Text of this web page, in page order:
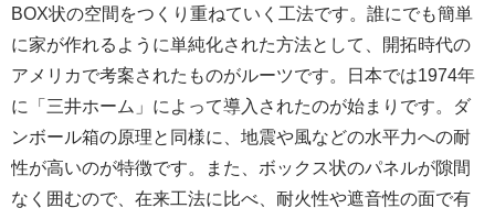
BOX状の空間をつくり重ねていく工法です。誰にでも簡単
に家が作れるように単純化された方法として、開拓時代の
アメリカで考案されたものがルーツです。日本では1974年
に「三井ホーム」によって導入されたのが始まりです。ダ
ンボール箱の原理と同様に、地震や風などの水平力への耐
性が高いのが特徴です。また、ボックス状のパネルが隙間
なく囲むので、在来工法に比べ、耐火性や遮音性の面で有